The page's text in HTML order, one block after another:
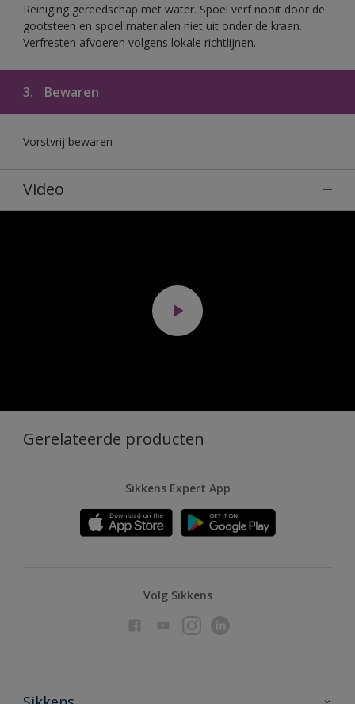
Reiniging gereedschap met water. Spoel verf nooit door de
gootsteen en spoel materialen niet uit onder de kraan.
Verfresten afvoeren volgens lokale richtlijnen.
3. Bewaren
Vorstvrij bewaren
Video
Gerelateerde producten
Sikkens Expert App
Volg Sikkens